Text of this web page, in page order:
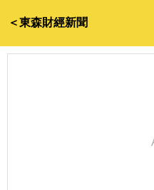
＜東森財經新聞